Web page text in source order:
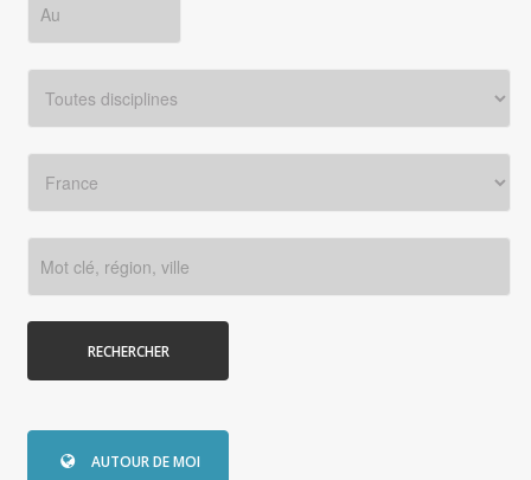
RECHERCHER
AUTOUR DE MOI